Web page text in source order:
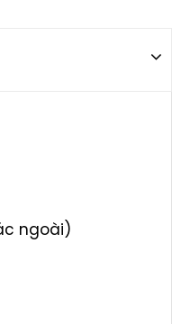
ngoài)